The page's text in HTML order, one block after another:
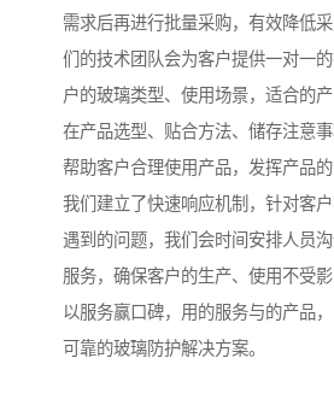
需求后再进行批量采购，有效降低
们的技术团队会为客户提供一对一
户的玻璃类型、使用场景，适合的
在产品选型、贴合方法、储存注意事
帮助客户合理使用产品，发挥产品的
我们建立了快速响应机制，针对客
遇到的问题，我们会时间安排人员
服务，确保客户的生产、使用不受
以服务赢口碑，用的服务与的产品
可靠的玻璃防护解决方案。